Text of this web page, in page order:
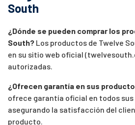
South
¿Dónde se pueden comprar los
South? Los productos de Twelve
en su sitio web oficial
autorizadas.
¿Ofrecen garantía en sus
ofrece garantía oficial en todos
asegurando la satisfacción del
producto.